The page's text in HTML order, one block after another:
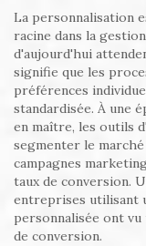
La personnalisation
racine dans la
d'aujourd'hui
signifie que les
préférences
standardisée. À une
en maître, les outils
segmenter le
campagnes
taux de conversion.
entreprises utilisant
personnalisée ont
de conversion.